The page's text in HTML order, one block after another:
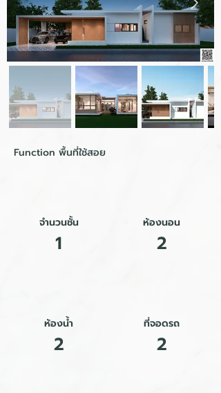
Function พื้นที่ใช้สอย
จำนวนชั้น
1
ห้องนอน
2
ห้องน้ำ
2
ที่จอดรถ
2